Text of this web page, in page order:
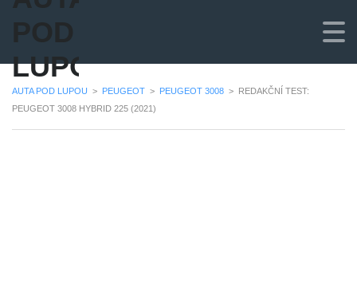
POD
LUPOU
AUTA POD LUPOU > PEUGEOT > PEUGEOT 3008 > REDAKČNÍ TEST:
PEUGEOT 3008 HYBRID 225 (2021)